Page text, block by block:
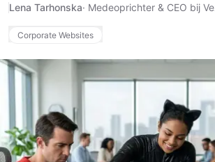
Lena Tarhonska· Medeoprichter & CEO bij
Corporate Websites